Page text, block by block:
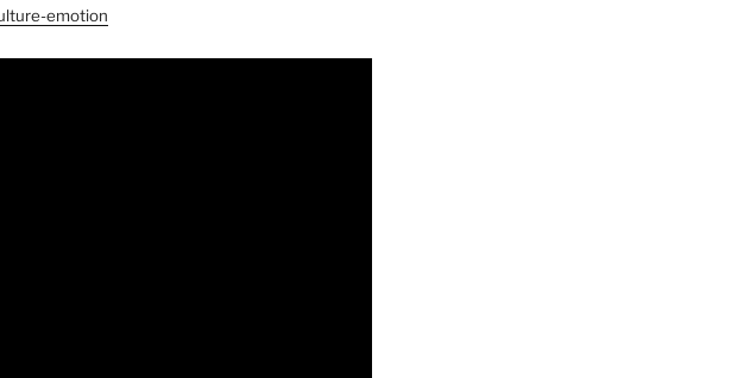
emotion